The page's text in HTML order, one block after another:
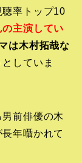
率トップ10
主演してい
は木村拓哉な
していま
前俳優の木
長年囁かれて